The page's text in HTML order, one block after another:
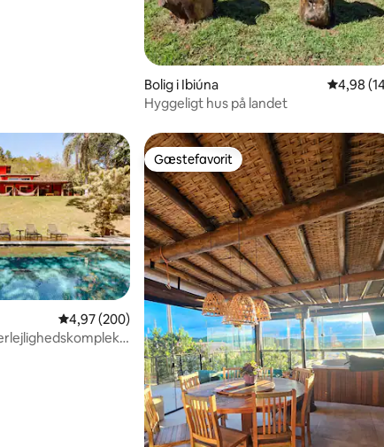
Bolig i Ibiúna 4,98 ud
4,98
Hyggeligt hus på landet
4,97 ud af 5 i gennemsnitlig bedømmelse, 200
4,97 (200)
Gæstefavorit
Gæstefavorit